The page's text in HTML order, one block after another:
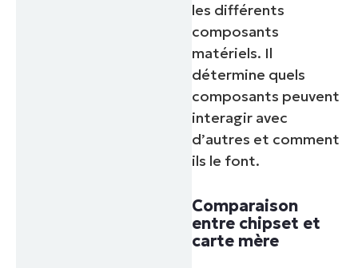
les différents
composants
matériels. Il
détermine quels
composants peuvent
interagir avec
d’autres et comment
ils le font.
Comparaison
entre chipset et
carte mère